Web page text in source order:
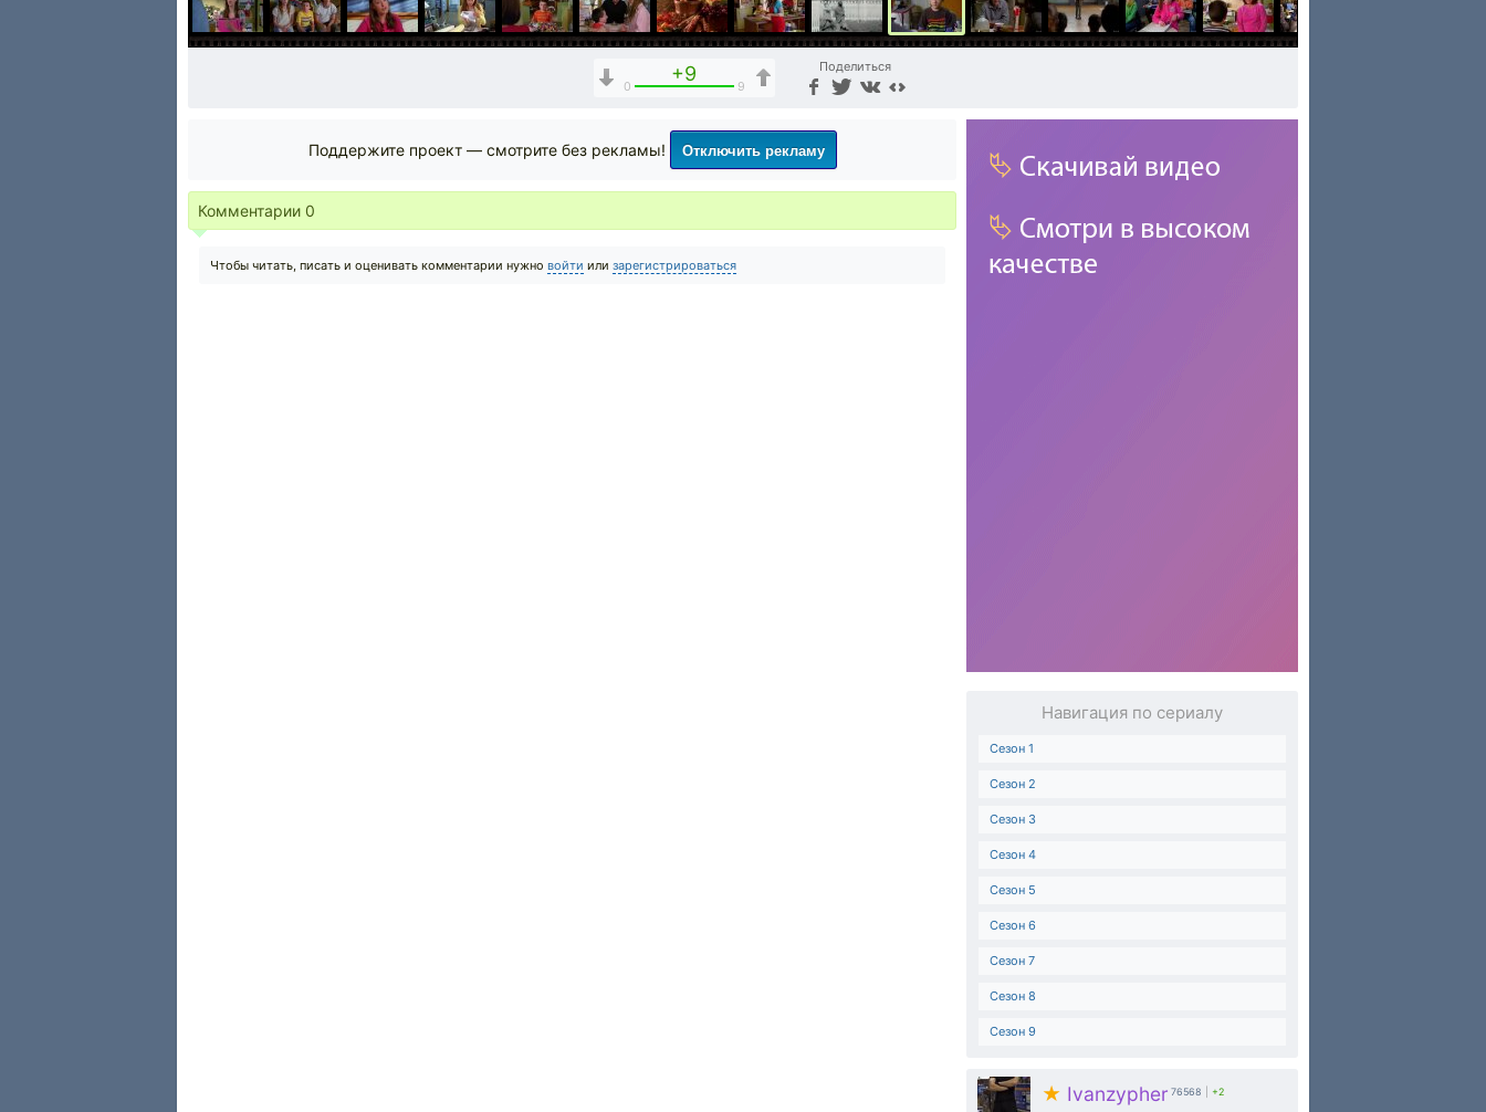
+9
0 9
Поделиться
Навигация по сериалу
Сезон 1
Сезон 2
Сезон 3
Сезон 4
Сезон 5
Сезон 6
Сезон 7
Сезон 8
Сезон 9
★ Ivanzypher 76568 +2
Поддержите проект — смотрите без рекламы! Отключить рекламу
Комментарии 0
Чтобы читать, писать и оценивать комментарии нужно войти или зарегистрироваться